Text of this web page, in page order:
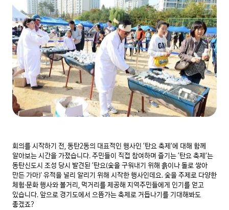
회의를 시작하기 전, 동탄2동의 대표적인 행사인 ‘탄요 축제’에 대해 함께
알아보는 시간을 가졌습니다. 주민들이 직접 참여하며 즐기는 ‘탄요 축제’는
동탄신도시 조성 당시 발견된 ‘탄요(숯을 구워내기 위해 흙이나 돌로 쌓아
만든 가마)’ 유적을 널리 알리기 위해 시작한 행사인데요. 숯을 주제로 다양한
체험·문화 행사와 볼거리, 먹거리를 제공해 지역주민들에게 인기를 얻고
있습니다. 앞으로 경기도에서 으뜸가는 축제로 거듭나기를 기대해봐도
좋겠죠?